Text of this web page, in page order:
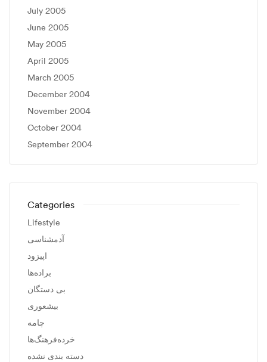
July 2005
June 2005
May 2005
April 2005
March 2005
December 2004
November 2004
October 2004
September 2004
Categories
Lifestyle
آدمشناسی
اپیزود
براده‌ها
بی دستگان
بیشعوری
چامه
خرده‌فرهنگ‌ها
دسته بندی نشده